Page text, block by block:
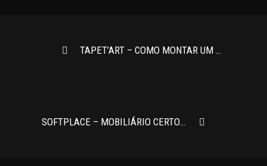
TAPET’ART – COMO MONTAR UM MIX DE ALMOFADAS PARA SALA
SOFTPLACE – MOBILIÁRIO CERTO PARA SEU HOME OFFICE